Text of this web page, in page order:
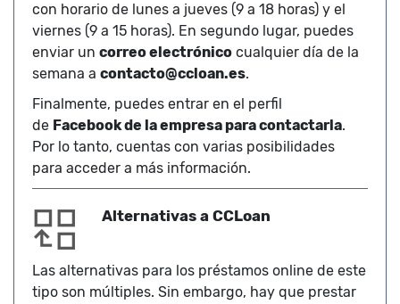
con horario de lunes a jueves (9 a 18 horas) y el
viernes (9 a 15 horas). En segundo lugar, puedes
enviar un correo electrónico cualquier día de la
semana a contacto@ccloan.es.
Finalmente, puedes entrar en el perfil
de Facebook de la empresa para contactarla.
Por lo tanto, cuentas con varias posibilidades
para acceder a más información.
Alternativas a CCLoan
Las alternativas para los préstamos online de este
tipo son múltiples. Sin embargo, hay que prestar